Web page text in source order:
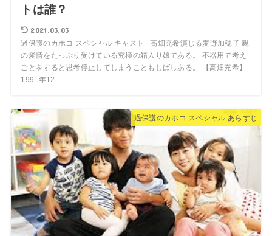
トは誰？
2021.03.03
過保護のカホコ スペシャル キャスト 高畑充希演じる麦野加穂子 親
の愛情をたっぷり受けている究極の箱入り娘である。 不器用で考え
ごとをすると思考停止してしまうこともしばしある。 【高畑充希】
1991年12...
過保護のカホコ スペシャル あらすじ